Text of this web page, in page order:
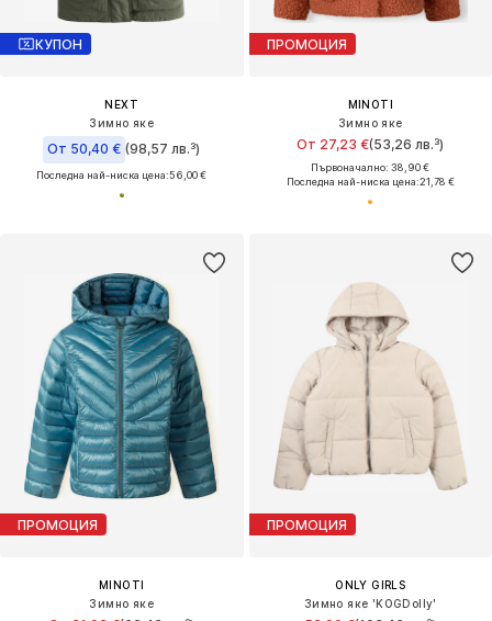
КУПОН
NEXT
Зимно яке
От 50,40 € (98,57 лв.³)
Последна най-ниска цена:56,00 €
ПРОМОЦИЯ
MINOTI
Зимно яке
От 27,23 €(53,26 лв.³)
Първоначално: 38,90 €
Последна най-ниска цена:21,78 €
ПРОМОЦИЯ
MINOTI
Зимно яке
ПРОМОЦИЯ
ONLY GIRLS
Зимно яке 'KOGDolly'